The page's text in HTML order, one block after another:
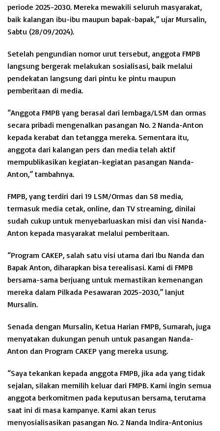
periode 2025-2030. Mereka mewakili seluruh masyarakat,
baik kalangan ibu-ibu maupun bapak-bapak,” ujar Mursalin,
Sabtu (28/09/2024).
Setelah pengundian nomor urut tersebut, anggota FMPB
langsung bergerak melakukan sosialisasi, baik melalui
pendekatan langsung dari pintu ke pintu maupun
pemberitaan di media.
“Anggota FMPB yang berasal dari lembaga/LSM dan ormas
secara pribadi mengenalkan pasangan No. 2 Nanda-Anton
kepada kerabat dan tetangga mereka. Sementara itu,
anggota dari kalangan pers dan media telah aktif
mempublikasikan kegiatan-kegiatan pasangan Nanda-
Anton,” tambahnya.
FMPB, yang terdiri dari 19 LSM/Ormas dan 58 media,
termasuk media cetak, online, dan TV streaming, dinilai
sudah cukup untuk menyebarluaskan misi dan visi Nanda-
Anton kepada masyarakat melalui pemberitaan.
“Program CAKEP, salah satu visi utama dari Ibu Nanda dan
Bapak Anton, diharapkan bisa terealisasi. Kami di FMPB
bersama-sama berjuang untuk memastikan kemenangan
mereka dalam Pilkada Pesawaran 2025-2030,” lanjut
Mursalin.
Senada dengan Mursalin, Ketua Harian FMPB, Sumarah, juga
menyatakan dukungan penuh untuk pasangan Nanda-
Anton dan Program CAKEP yang mereka usung.
“Saya tekankan kepada anggota FMPB, jika ada yang tidak
sejalan, silakan memilih keluar dari FMPB. Kami ingin semua
anggota berkomitmen pada keputusan bersama, terutama
saat ini di masa kampanye. Kami akan terus
menyosialisasikan pasangan No. 2 Nanda Indira-Antonius